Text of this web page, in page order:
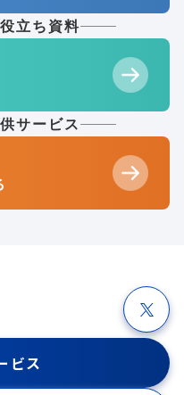
立ち資料
サービス
ビス